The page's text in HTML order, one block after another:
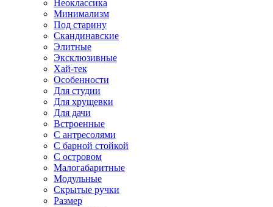
Неоклассика
Минимализм
Под старину
Скандинавские
Элитные
Эксклюзивные
Хай-тек
Особенности
Для студии
Для хрущевки
Для дачи
Встроенные
С антресолями
С барной стойкой
С островом
Малогабаритные
Модульные
Скрытые ручки
Размер